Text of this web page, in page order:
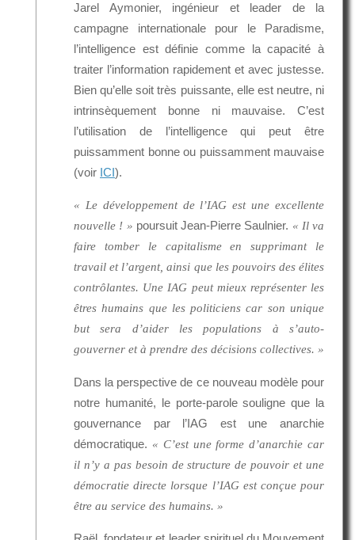
Jarel Aymonier, ingénieur et leader de la
campagne internationale pour le Paradisme,
l’intelligence est définie comme la capacité à
traiter l’information rapidement et avec justesse.
Bien qu’elle soit très puissante, elle est neutre, ni
intrinsèquement bonne ni mauvaise. C’est
l’utilisation de l’intelligence qui peut être
puissamment bonne ou puissamment mauvaise
(voir ICI).
« Le développement de l’IAG est une excellente
nouvelle ! » poursuit Jean-Pierre Saulnier. « Il va
faire tomber le capitalisme en supprimant le
travail et l’argent, ainsi que les pouvoirs des élites
contrôlantes. Une IAG peut mieux représenter les
êtres humains que les politiciens car son unique
but sera d’aider les populations à s’auto-
gouverner et à prendre des décisions collectives. »
Dans la perspective de ce nouveau modèle pour
notre humanité, le porte-parole souligne que la
gouvernance par l’IAG est une anarchie
démocratique. « C’est une forme d’anarchie car
il n’y a pas besoin de structure de pouvoir et une
démocratie directe lorsque l’IAG est conçue pour
être au service des humains. »